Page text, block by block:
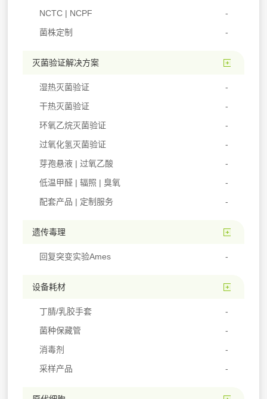
NCTC | NCPF
菌株定制
灭菌验证解决方案
湿热灭菌验证
干热灭菌验证
环氧乙烷灭菌验证
过氧化氢灭菌验证
芽孢悬液 | 过氧乙酸
低温甲醛 | 辐照 | 臭氧
配套产品 | 定制服务
遗传毒理
回复突变实验Ames
设备耗材
丁腈/乳胶手套
菌种保藏管
消毒剂
采样产品